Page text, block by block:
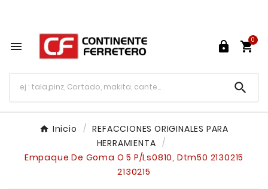
  
0

Inicio
REFACCIONES ORIGINALES PARA
HERRAMIENTA
Empaque De Goma O 5 P/Ls0810, Dtm50 2130215
2130215